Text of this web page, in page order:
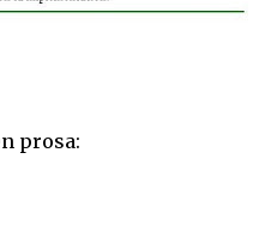
prosa: